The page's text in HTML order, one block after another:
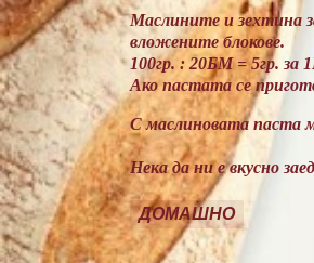
Маслините и зехтина
вложените блокове.
100гр. : 20БМ = 5гр. за
Ако пастата се
С маслиновата паста
Нека да ни е вкусно
ДОМАШНО